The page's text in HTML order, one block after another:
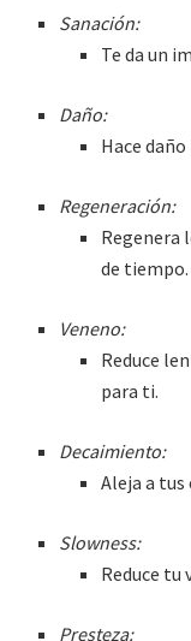
Sanación:
Te da un
Daño:
Hace
Regeneración:
Regenera
de tiempo.
Veneno:
Reduce
para ti.
Decaimiento:
Aleja a
Slowness:
Reduce tu
Presteza: